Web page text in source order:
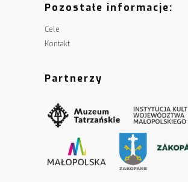
Pozostałe informacje:
Cele
Kontakt
Partnerzy